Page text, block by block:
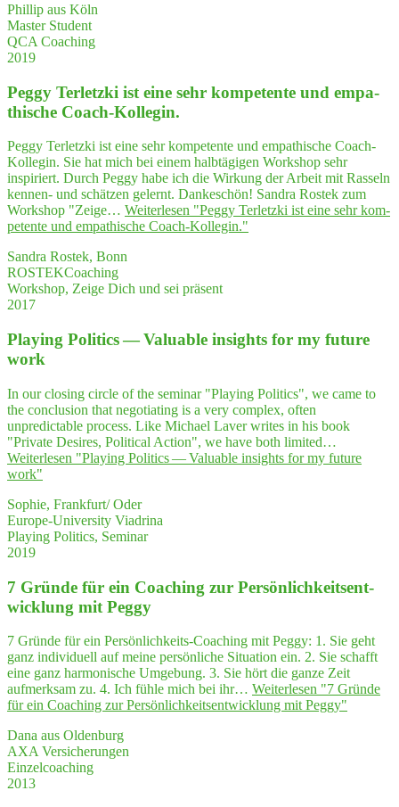
Phillip aus Köln
Master Student
QCA Coaching
2019
Peg­gy Ter­letz­ki ist eine sehr kom­pe­ten­te und empa­
thi­sche Coach-Kollegin.
Peggy Terletzki ist eine sehr kompetente und empathische Coach-
Kollegin. Sie hat mich bei einem halbtägigen Workshop sehr
inspiriert. Durch Peggy habe ich die Wirkung der Arbeit mit Rasseln
kennen- und schätzen gelernt. Dankeschön! Sandra Rostek zum
Workshop "Zeige… Weiterlesen "Peg­gy Ter­letz­ki ist eine sehr kom­
pe­ten­te und empa­thi­sche Coach-Kollegin."
Sandra Rostek, Bonn
ROSTEKCoaching
Workshop, Zeige Dich und sei präsent
2017
Play­ing Poli­tics — Valuable insights for my future
work
In our closing circle of the seminar "Playing Politics", we came to
the conclusion that negotiating is a very complex, often
unpredictable process. Like Michael Laver writes in his book
"Private Desires, Political Action", we have both limited…
Weiterlesen "Play­ing Poli­tics — Valuable insights for my future
work"
Sophie, Frankfurt/ Oder
Europe-University Viadrina
Playing Politics, Seminar
2019
7 Grün­de für ein Coa­ching zur Per­sön­lich­keits­ent­
wick­lung mit Peggy
7 Gründe für ein Persönlichkeits-Coaching mit Peggy: 1. Sie geht
ganz individuell auf meine persönliche Situation ein. 2. Sie schafft
eine ganz harmonische Umgebung. 3. Sie hört die ganze Zeit
aufmerksam zu. 4. Ich fühle mich bei ihr… Weiterlesen "7 Grün­de
für ein Coa­ching zur Per­sön­lich­keits­ent­wick­lung mit Peggy"
Dana aus Oldenburg
AXA Versicherungen
Einzelcoaching
2013